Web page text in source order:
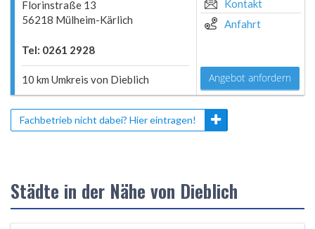
Florinstraße 13
56218 Mülheim-Kärlich
Tel: 0261 2928
10 km Umkreis von Dieblich
Kontakt
Anfahrt
Angebot anfordern
Fachbetrieb nicht dabei? Hier eintragen!
Städte in der Nähe von Dieblich